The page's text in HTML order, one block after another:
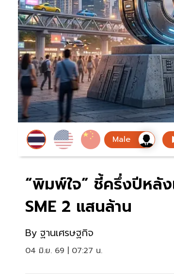
“พิมพ์ใจ” ชี้ครึ่งปีหลั
SME 2 แสนล้าน
By ฐานเศรษฐกิจ
04 มิ.ย. 69 | 07:27 น.